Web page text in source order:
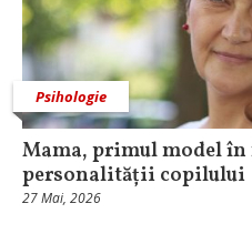
Psihologie
Mama, primul model în
personalității copilului
27 Mai, 2026